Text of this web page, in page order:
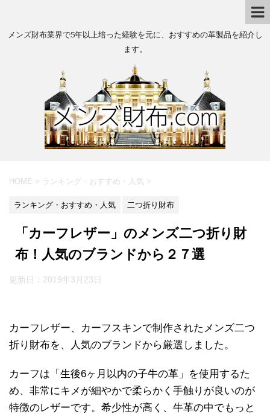
メンズ財布業界で5年以上培った経験を元に、おすすめの革製品を紹介し
ます。
HOME > ランキング・おすすめ・人気 >
ランキング・おすすめ・人気 二つ折り財布
「カーフレザー」のメンズ二つ折り財
布！人気のブランドから２７選
更新日： 2019年3月23日
カーフレザー、カーフスキンで制作されたメンズ二つ
折り財布を、人気のブランドから厳選しました。
カーフは「生後6ヶ月以内の子牛の革」を使用するた
め、非常にキメが細やかで柔らかく手触りが良いのが
特徴のレザーです。希少性が高く、牛革の中でもっと